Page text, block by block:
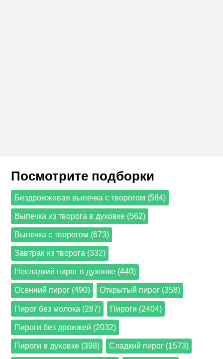
Посмотрите подборки
Бездрожжевая выпечка с творогом (584)
Выпечка из творога в духовке (562)
Выпечка с творогом (673)
Завтрак из творога (332)
Несладкий пирог в духовке (440)
Осенний пирог (490) Открытый пирог (358)
Пирог без молока (287) Пироги (2404)
Пироги без дрожжей (2032)
Пироги в духовке (398) Сладкий пирог (1573)